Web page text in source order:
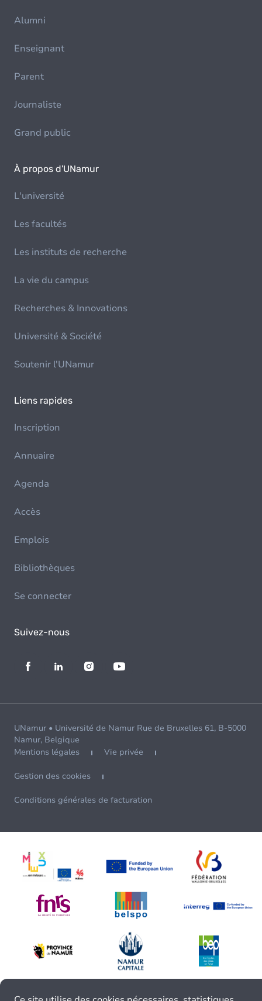
Alumni
Enseignant
Parent
Journaliste
Grand public
À propos d'UNamur
L'université
Les facultés
Les instituts de recherche
La vie du campus
Recherches & Innovations
Université & Société
Soutenir l'UNamur
Liens rapides
Inscription
Annuaire
Agenda
Accès
Emplois
Bibliothèques
Se connecter
Suivez-nous
UNamur • Université de Namur Rue de Bruxelles 61, B-5000
Namur, Belgique
Mentions légales
Vie privée
Gestion des cookies
Conditions générales de facturation